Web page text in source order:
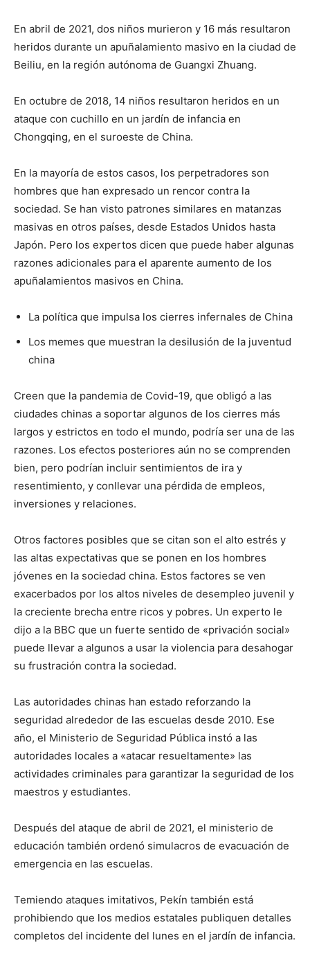
En abril de 2021, dos niños murieron y 16 más resultaron
heridos durante un apuñalamiento masivo en la ciudad de
Beiliu, en la región autónoma de Guangxi Zhuang.
En octubre de 2018, 14 niños resultaron heridos en un
ataque con cuchillo en un jardín de infancia en
Chongqing, en el suroeste de China.
En la mayoría de estos casos, los perpetradores son
hombres que han expresado un rencor contra la
sociedad. Se han visto patrones similares en matanzas
masivas en otros países, desde Estados Unidos hasta
Japón. Pero los expertos dicen que puede haber algunas
razones adicionales para el aparente aumento de los
apuñalamientos masivos en China.
La política que impulsa los cierres infernales de China
Los memes que muestran la desilusión de la juventud
china
Creen que la pandemia de Covid-19, que obligó a las
ciudades chinas a soportar algunos de los cierres más
largos y estrictos en todo el mundo, podría ser una de las
razones. Los efectos posteriores aún no se comprenden
bien, pero podrían incluir sentimientos de ira y
resentimiento, y conllevar una pérdida de empleos,
inversiones y relaciones.
Otros factores posibles que se citan son el alto estrés y
las altas expectativas que se ponen en los hombres
jóvenes en la sociedad china. Estos factores se ven
exacerbados por los altos niveles de desempleo juvenil y
la creciente brecha entre ricos y pobres. Un experto le
dijo a la BBC que un fuerte sentido de «privación social»
puede llevar a algunos a usar la violencia para desahogar
su frustración contra la sociedad.
Las autoridades chinas han estado reforzando la
seguridad alrededor de las escuelas desde 2010. Ese
año, el Ministerio de Seguridad Pública instó a las
autoridades locales a «atacar resueltamente» las
actividades criminales para garantizar la seguridad de los
maestros y estudiantes.
Después del ataque de abril de 2021, el ministerio de
educación también ordenó simulacros de evacuación de
emergencia en las escuelas.
Temiendo ataques imitativos, Pekín también está
prohibiendo que los medios estatales publiquen detalles
completos del incidente del lunes en el jardín de infancia.